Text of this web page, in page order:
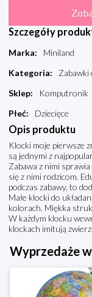
Szczegóły
Marka:
Miniland
Kategoria:
Zabawki
Sklep:
Komputronik
Płeć: Dziecięce
Opis produktu
Klocki moje pierwsze
są jednymi z
Zabawa z nimi
się z nimi rodzicom.
podczas zabawy, to
Małe klocki do
kolorach. Miękka
W każdym klocku
klockach imitują
Wyprzedaże